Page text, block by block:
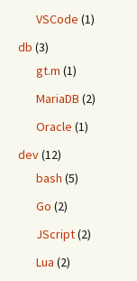
VSCode (1)
db (3)
gt.m (1)
MariaDB (2)
Oracle (1)
dev(12)
bash (5)
Go (2)
JScript(2)
Lua (2)